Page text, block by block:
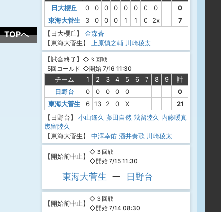
TOPへ
日大櫻丘
0 0 0 0 0 0 0 0
0
東海大菅生
3 0 0 0 1 1 0 2x
7
【日大櫻丘】
金森蒼
【東海大菅生】
上原慎之輔 川崎稜太
【試合終了】
5回コールド
◇３回戦
◇開始 7/16 11:30
チーム 1 2 3 4 5 6 7 8 9
計
日野台
0 0 0 0 0
0
東海大菅生
6 13 2 0 X
21
【日野台】
小山遙久 藤田自然 幾留陸久 内藤暖真
幾留陸久
【東海大菅生】
中澤幸佑 酒井奏歌 川崎稜太
【開始前中止】
◇３回戦
◇開始 7/15 11:30
東海大菅生 ー 日野台
【開始前中止】
◇３回戦
◇開始 7/14 08:30